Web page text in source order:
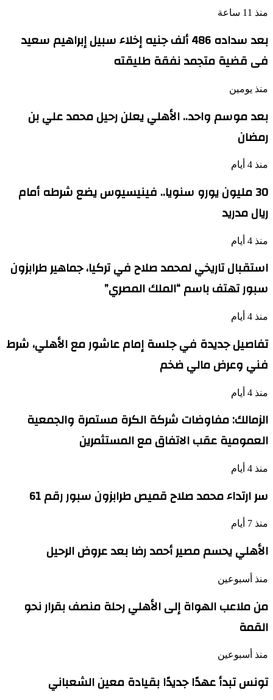
منذ 11 ساعة
بعد سداده 486 ألف جنيه إخلاء سبيل إبراهيم سعيد
فى قضية متجمد نفقة طليقته
منذ يومين
بعد موسم واحد.. الأهلي يعلن رحيل محمد علي بن
رمضان
منذ 4 أيام
30 مليون يورو سنويا.. فينيسيوس يضع شرطه أمام
ريال مدريد
منذ 4 أيام
استقبال تاريخي لمحمد صلاح في تركيا، جماهير طرابزون
سبور تهتف باسم “الملك المصري”
منذ 4 أيام
تفاصيل جديدة في جلسة إمام عاشور مع الأهلي، شرط
فني وعرض مالي ضخم
منذ 4 أيام
الزمالك: مفاوضات شركة الكرة مستمرة والجمعية
العمومية عقب الاتفاق مع المستثمرين
منذ 4 أيام
سر ارتداء محمد صلاح قميص طرابزون سبور رقم 61
منذ 7 أيام
الأهلي يحسم مصير أحمد رضا بعد عروض الرحيل
منذ أسبوعين
من ملاعب الهواة إلى الأهلي رحلة منصف بقرار نحو
القمة
منذ أسبوعين
تونس تبدأ عهدًا جديدًا بقيادة معين الشعباني